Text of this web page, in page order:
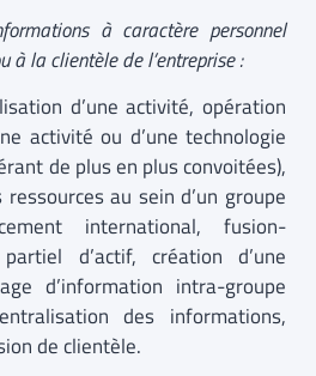
à caractère personnel
à la clientèle de l’entreprise :
d’une activité, opération
activité ou d’une technologie
de plus en plus convoitées),
au sein d’un groupe
international, fusion-
d’actif, création d’une
d’information intra-groupe
des informations,
de clientèle.